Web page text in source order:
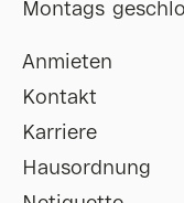
Montags
Anmieten
Kontakt
Karriere
Hausordnung